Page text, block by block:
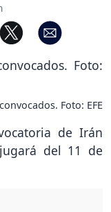
Foto: EFE
de Irán
del 11 de